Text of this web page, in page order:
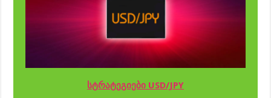
სტრატეგიები USD/JPY